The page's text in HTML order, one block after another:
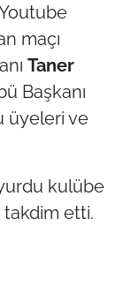
maçı
Taner
Başkanı
üyeleri ve
kulübe
etti.